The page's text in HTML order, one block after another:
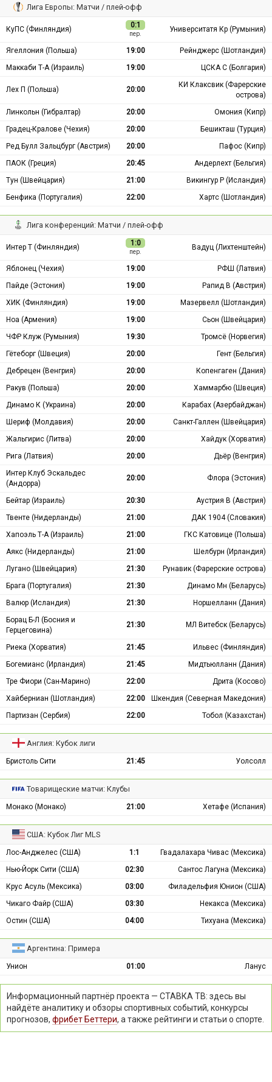
Лига Европы: Матчи / плей-офф
КуПС (Финляндия) 0:1
пер.
Университатя Кр (Румыния)
Ягеллония (Польша) 19:00
Рейнджерс (Шотландия)
Маккаби Т-А (Израиль)
19:00 ЦСКА С (Болгария)
Лех П (Польша) 20:00
КИ Клаксвик (Фарерские
острова)
Линкольн (Гибралтар)
20:00
Омония (Кипр)
Градец-Кралове (Чехия)
20:00
Бешикташ (Турция)
Ред Булл Зальцбург (Австрия)
20:00
Пафос (Кипр)
ПАОК (Греция)
20:45
Андерлехт (Бельгия)
Тун (Швейцария)
21:00
Викингур Р (Исландия)
Бенфика (Португалия)
22:00 Хартс (Шотландия)
Лига конференций: Матчи / плей-офф
Интер Т (Финляндия) 1:0
пер.
Вадуц (Лихтенштейн)
Яблонец (Чехия) 19:00
РФШ (Латвия)
Пайде (Эстония)
19:00
Рапид В (Австрия)
ХИК (Финляндия)
19:00
Мазервелл (Шотландия)
Ноа (Армения)
19:00
Сьон (Швейцария)
ЧФР Клуж (Румыния)
19:30
Тромсё (Норвегия)
Гётеборг (Швеция)
20:00
Гент (Бельгия)
Дебрецен (Венгрия)
20:00
Копенгаген (Дания)
Ракув (Польша)
20:00
Хаммарбю (Швеция)
Динамо К (Украина)
20:00
Карабах (Азербайджан)
Шериф (Молдавия)
20:00
Санкт-Галлен (Швейцария)
Жальгирис (Литва)
20:00
Хайдук (Хорватия)
Рига (Латвия)
20:00
Дьёр (Венгрия)
Интер Клуб Эскальдес
(Андорра)
20:00 Флора (Эстония)
Бейтар (Израиль) 20:30
Аустрия В (Австрия)
Твенте (Нидерланды)
21:00
ДАК 1904 (Словакия)
Хапоэль Т-А (Израиль)
21:00
ГКС Катовице (Польша)
Аякс (Нидерланды)
21:00
Шелбурн (Ирландия)
Лугано (Швейцария)
21:30
Рунавик (Фарерские острова)
Брага (Португалия)
21:30
Динамо Мн (Беларусь)
Валюр (Исландия)
21:30
Норшелланн (Дания)
Борац Б-Л (Босния и
Герцеговина)
21:30 МЛ Витебск (Беларусь)
Риека (Хорватия) 21:45
Ильвес (Финляндия)
Богемианс (Ирландия)
21:45
Мидтьюлланн (Дания)
Тре Фиори (Сан-Марино)
22:00
Дрита (Косово)
Хайберниан (Шотландия)
22:00
Шкендия (Северная Македония)
Партизан (Сербия)
22:00 Тобол (Казахстан)
Англия: Кубок лиги
Бристоль Сити 21:45 Уолсолл
Товарищеские матчи: Клубы
Монако (Монако) 21:00 Хетафе (Испания)
США: Кубок Лиг MLS
Лос-Анджелес (США) 1:1
Гвадалахара Чивас (Мексика)
Нью-Йорк Сити (США)
02:30
Сантос Лагуна (Мексика)
Крус Асуль (Мексика)
03:00
Филадельфия Юнион (США)
Чикаго Файр (США)
03:30
Некакса (Мексика)
Остин (США)
04:00 Тихуана (Мексика)
Аргентина: Примера
Унион 01:00 Ланус
Информационный партнёр проекта — СТАВКА ТВ: здесь вы
найдёте аналитику и обзоры спортивных событий, конкурсы
прогнозов, фрибет Беттери, а также рейтинги и статьи о спорте.